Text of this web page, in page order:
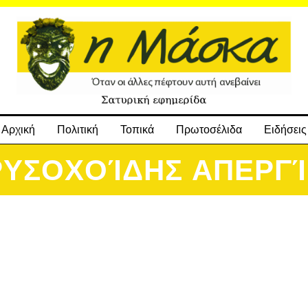
Αρχική Πολιτική Τοπικά Πρωτοσέλιδα Ειδήσεις